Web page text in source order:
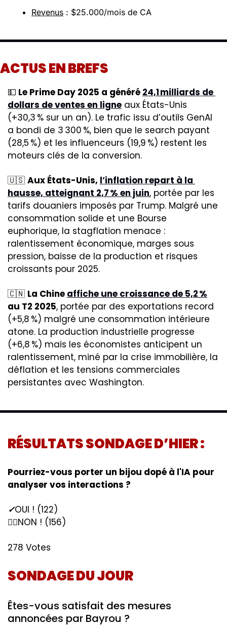
Revenus : $25.000/mois de CA
ACTUS EN BREFS
💵 Le Prime Day 2025 a généré 24,1 milliards de
dollars de ventes en ligne aux États-Unis
(+30,3 % sur un an). Le trafic issu d’outils GenAI
a bondi de 3 300 %, bien que le search payant
(28,5 %) et les influenceurs (19,9 %) restent les
moteurs clés de la conversion.
🇺🇸 Aux États-Unis, l’inflation repart à la
hausse, atteignant 2,7 % en juin, portée par les
tarifs douaniers imposés par Trump. Malgré une
consommation solide et une Bourse
euphorique, la stagflation menace :
ralentissement économique, marges sous
pression, baisse de la production et risques
croissants pour 2025.
🇨🇳 La Chine affiche une croissance de 5,2 %
au T2 2025, portée par des exportations record
(+5,8 %) malgré une consommation intérieure
atone. La production industrielle progresse
(+6,8 %) mais les économistes anticipent un
ralentissement, miné par la crise immobilière, la
déflation et les tensions commerciales
persistantes avec Washington.
RÉSULTATS SONDAGE D’HIER :
Pourriez-vous porter un bijou dopé à l'IA pour
analyser vos interactions ?
✓OUI ! (122)
🙅‍♂️NON ! (156)
278 Votes
SONDAGE DU JOUR
Êtes-vous satisfait des mesures
annoncées par Bayrou ?